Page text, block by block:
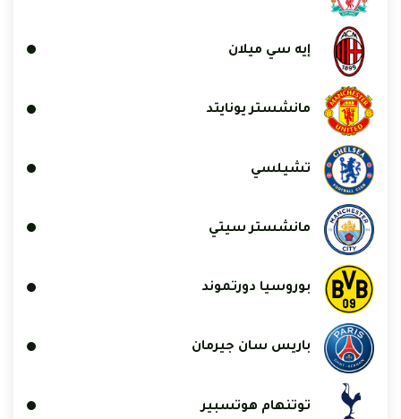
إيه سي ميلان
مانشستر يونايتد
تشيلسي
مانشستر سيتي
بوروسيا دورتموند
باريس سان جيرمان
توتنهام هوتسبير